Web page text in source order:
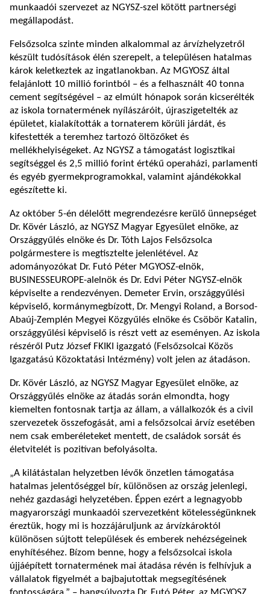
munkaadói szervezet az NGYSZ-szel kötött partnerségi
megállapodást.
Felsőzsolca szinte minden alkalommal az árvízhelyzetről
készült tudósítások élén szerepelt, a településen hatalmas
károk keletkeztek az ingatlanokban. Az MGYOSZ által
felajánlott 10 millió forintból – és a felhasznált 40 tonna
cement segítségével – az elmúlt hónapok során kicserélték
az iskola tornatermének nyílászáróit, újraszigetelték az
épületet, kialakították a tornaterem körüli járdát, és
kifestették a teremhez tartozó öltözőket és
mellékhelyiségeket. Az NGYSZ a támogatást logisztikai
segítséggel és 2,5 millió forint értékű operaházi, parlamenti
és egyéb gyermekprogramokkal, valamint ajándékokkal
egészítette ki.
Az október 5-én délelőtt megrendezésre kerülő ünnepséget
Dr. Kövér László, az NGYSZ Magyar Egyesület elnöke, az
Országgyűlés elnöke és Dr. Tóth Lajos Felsőzsolca
polgármestere is megtisztelte jelenlétével. Az
adományozókat Dr. Futó Péter MGYOSZ-elnök,
BUSINESSEUROPE-alelnök és Dr. Edvi Péter NGYSZ-elnök
képviselte a rendezvényen. Demeter Ervin, országgyűlési
képviselő, kormánymegbízott, Dr. Mengyi Roland, a Borsod-
Abaúj-Zemplén Megyei Közgyűlés elnöke és Csöbör Katalin,
országgyűlési képviselő is részt vett az eseményen. Az iskola
részéről Putz József FKIKI igazgató (Felsőzsolcai Közös
Igazgatású Közoktatási Intézmény) volt jelen az átadáson.
Dr. Kövér László, az NGYSZ Magyar Egyesület elnöke, az
Országgyűlés elnöke az átadás során elmondta, hogy
kiemelten fontosnak tartja az állam, a vállalkozók és a civil
szervezetek összefogását, ami a felsőzsolcai árvíz esetében
nem csak emberéleteket mentett, de családok sorsát és
életvitelét is pozitívan befolyásolta.
„A kilátástalan helyzetben lévők önzetlen támogatása
hatalmas jelentőséggel bír, különösen az ország jelenlegi,
nehéz gazdasági helyzetében. Éppen ezért a legnagyobb
magyarországi munkaadói szervezetként kötelességünknek
éreztük, hogy mi is hozzájáruljunk az árvízkároktól
különösen sújtott települések és emberek nehézségeinek
enyhítéséhez. Bízom benne, hogy a felsőzsolcai iskola
újjáépített tornatermének mai átadása révén is felhívjuk a
vállalatok figyelmét a bajbajutottak megsegítésének